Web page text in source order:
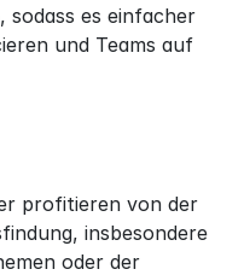
sodass es einfacher
und Teams auf
profitieren von der
insbesondere
oder der